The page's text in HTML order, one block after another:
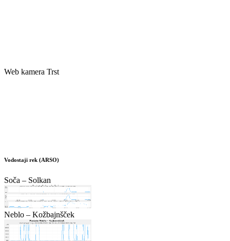
Web kamera Trst
Vodostaji rek (ARSO)
Soča – Solkan
Neblo – Kožbajnšček